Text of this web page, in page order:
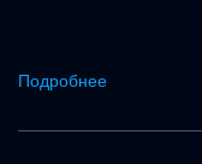
Подробнее